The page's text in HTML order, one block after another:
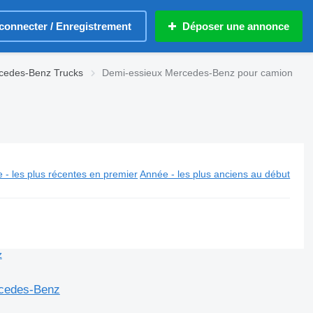
/ Enregistrement Déposer une annonce
Benz Trucks Demi-essieux Mercedes-Benz pour camion
- les plus récentes en premier Année - les plus anciens au début
Benz